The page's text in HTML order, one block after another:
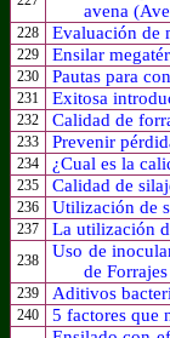
avena
228 Evaluación de
229 Ensilar
230 Pautas para
231 Exitosa
232 Calidad de
233 Prevenir
234 ¿Cual es la
235 Calidad de
236 Utilización de
237 La utilización
238
Uso de
de
239 Aditivos
240 5 factores que